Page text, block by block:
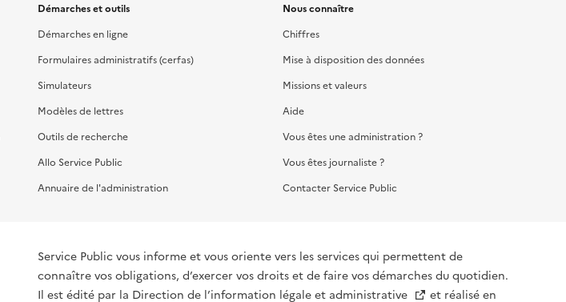
Démarches et outils
Démarches en ligne
Formulaires administratifs (cerfas)
Simulateurs
Modèles de lettres
Outils de recherche
Allo Service Public
Annuaire de l'administration
Nous connaître
Chiffres
Mise à disposition des données
Missions et valeurs
Aide
Vous êtes une administration ?
Vous êtes journaliste ?
Contacter Service Public
Service Public vous informe et vous oriente vers les services qui permettent de
connaître vos obligations, d’exercer vos droits et de faire vos démarches du quotidien.
Il est édité par la Direction de l’information légale et administrative et réalisé en